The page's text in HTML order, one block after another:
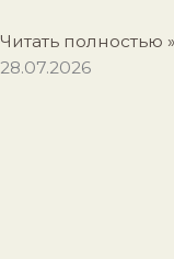
Читать полностью »
28.07.2026